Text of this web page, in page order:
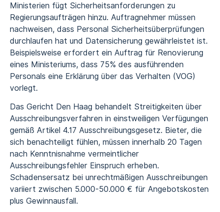
Ministerien fügt Sicherheitsanforderungen zu
Regierungsaufträgen hinzu. Auftragnehmer müssen
nachweisen, dass Personal Sicherheitsüberprüfungen
durchlaufen hat und Datensicherung gewährleistet ist.
Beispielsweise erfordert ein Auftrag für Renovierung
eines Ministeriums, dass 75% des ausführenden
Personals eine Erklärung über das Verhalten (VOG)
vorlegt.
Das Gericht Den Haag behandelt Streitigkeiten über
Ausschreibungsverfahren in einstweiligen Verfügungen
gemäß Artikel 4.17 Ausschreibungsgesetz. Bieter, die
sich benachteiligt fühlen, müssen innerhalb 20 Tagen
nach Kenntnisnahme vermeintlicher
Ausschreibungsfehler Einspruch erheben.
Schadensersatz bei unrechtmäßigen Ausschreibungen
variiert zwischen 5.000-50.000 € für Angebotskosten
plus Gewinnausfall.